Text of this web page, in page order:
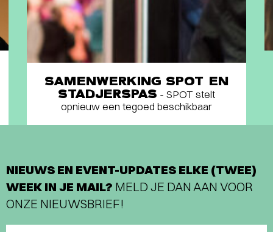
SAMENWERKING SPOT EN
STADJERSPAS - SPOT stelt
opnieuw een tegoed beschikbaar
NIEUWS EN EVENT-UPDATES ELKE (TWEE)
WEEK IN JE MAIL? MELD JE DAN AAN VOOR
ONZE NIEUWSBRIEF!